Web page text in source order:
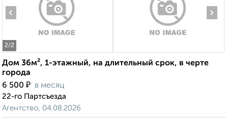
2/2
‹ ›
Дом 36м², 1-этажный, на длительный срок, в черте
города
6 500 ₽ в месяц
22-го Партсъезда
Агентство, 04.08.2026